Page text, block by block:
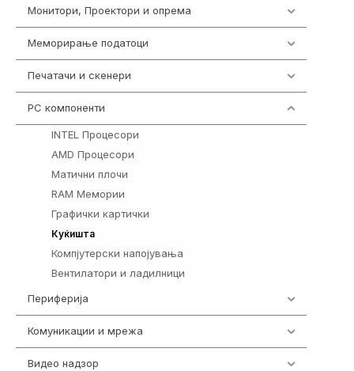
Монитори, Проектори и опрема
Меморирање податоци
Печатачи и скенери
PC компоненти
INTEL Процесори
AMD Процесори
Матични плочи
RAM Мемории
Графички картички
Куќишта
Компјутерски напојувања
Вентилатори и ладилници
Периферија
Комуникации и мрежа
Видео надзор